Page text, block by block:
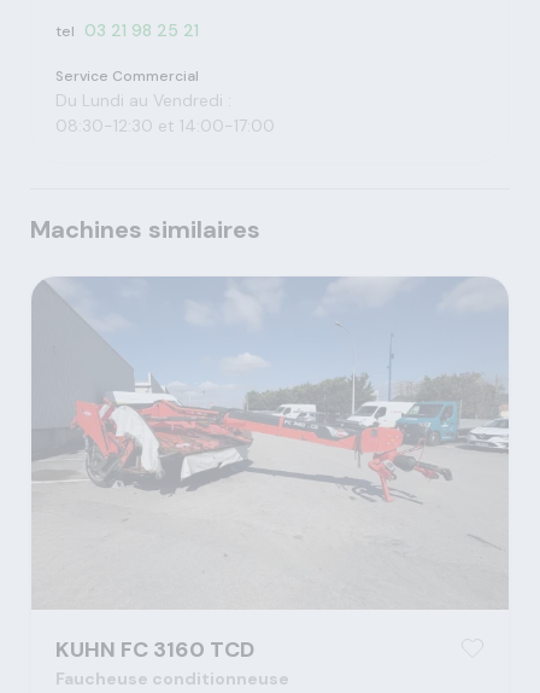
tel 03 21 98 25 21
Service Commercial
Du Lundi au Vendredi :
08:30-12:30 et 14:00-17:00
Machines similaires
KUHN FC 3160 TCD
Faucheuse conditionneuse